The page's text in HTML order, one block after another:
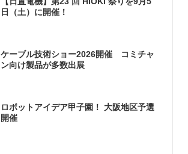
日（土）に開催！
ケーブル技術ショー2026開催 コミチャ
ン向け製品が多数出展
ロボットアイデア甲子園！ 大阪地区予選
開催